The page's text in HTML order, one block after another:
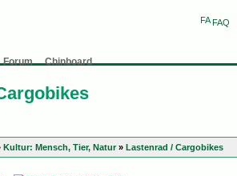
FAQ
Forum Chinboard
Kultur: Mensch, Tier, Natur» Lastenrad / Cargobikes